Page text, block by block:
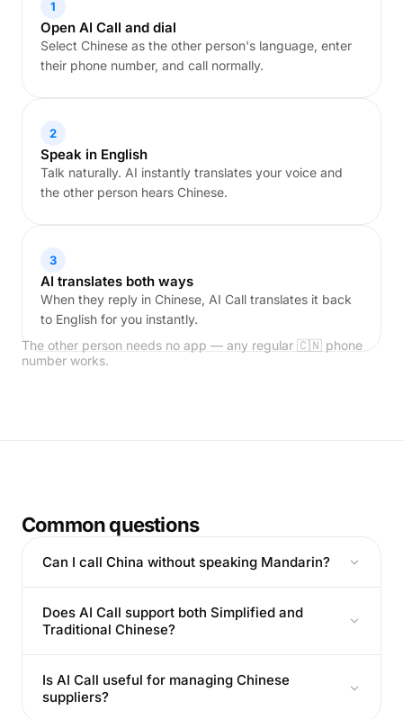
1
Open AI Call and dial
Select Chinese as the other person's language, enter
their phone number, and call normally.
2
Speak in English
Talk naturally. AI instantly translates your voice and
the other person hears Chinese.
3
AI translates both ways
When they reply in Chinese, AI Call translates it back
to English for you instantly.
The other person needs no app — any regular 🇨🇳 phone
number works.
Common questions
Can I call China without speaking Mandarin?
Does AI Call support both Simplified and
Traditional Chinese?
Is AI Call useful for managing Chinese
suppliers?